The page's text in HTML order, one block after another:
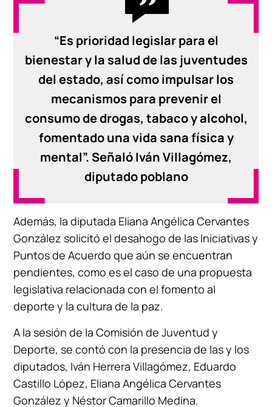
“Es prioridad legislar para el
bienestar y la salud de las juventudes
del estado, así como impulsar los
mecanismos para prevenir el
consumo de drogas, tabaco y alcohol,
fomentado una vida sana física y
mental”. Señaló Iván Villagómez,
diputado poblano
Además, la diputada Eliana Angélica Cervantes
González solicitó el desahogo de las Iniciativas y
Puntos de Acuerdo que aún se encuentran
pendientes, como es el caso de una propuesta
legislativa relacionada con el fomento al
deporte y la cultura de la paz.
A la sesión de la Comisión de Juventud y
Deporte, se contó con la presencia de las y los
diputados, Iván Herrera Villagómez, Eduardo
Castillo López, Eliana Angélica Cervantes
González y Néstor Camarillo Medina.